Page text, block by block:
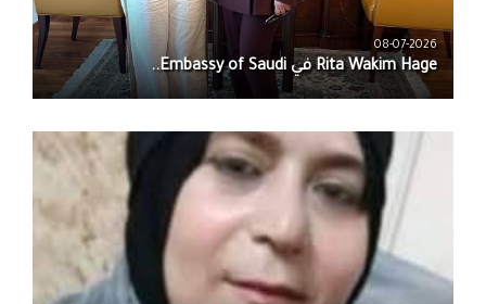
08-07-2026